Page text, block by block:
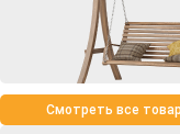
Смотреть все